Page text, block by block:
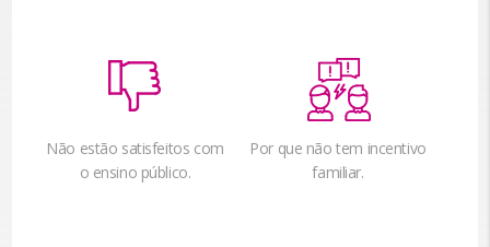
Não estão satisfeitos com
o ensino público.
Por que não tem incentivo
familiar.